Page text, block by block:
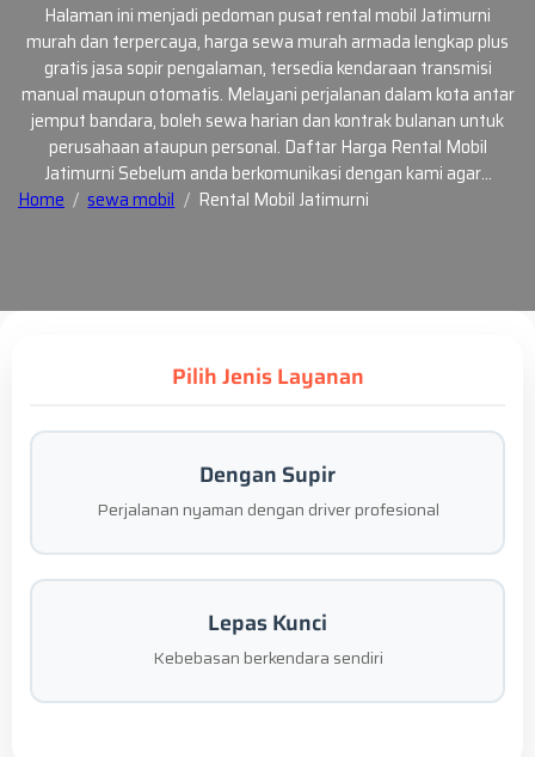
Halaman ini menjadi pedoman pusat rental mobil Jatimurni
murah dan terpercaya, harga sewa murah armada lengkap plus
gratis jasa sopir pengalaman, tersedia kendaraan transmisi
manual maupun otomatis. Melayani perjalanan dalam kota antar
jemput bandara, boleh sewa harian dan kontrak bulanan untuk
perusahaan ataupun personal. Daftar Harga Rental Mobil
Jatimurni Sebelum anda berkomunikasi dengan kami agar…
Home
sewa mobil Rental Mobil Jatimurni
Pilih Jenis Layanan
Dengan Supir
Perjalanan nyaman dengan driver profesional
Lepas Kunci
Kebebasan berkendara sendiri